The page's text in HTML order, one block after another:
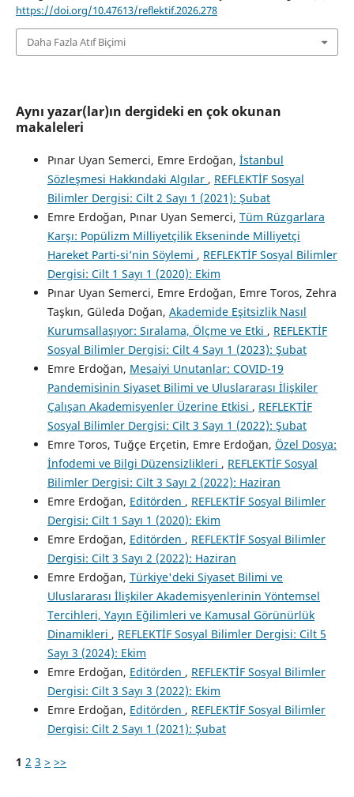
https://doi.org/10.47613/reflektif.2026.278
Daha Fazla Atıf Biçimi
Aynı yazar(lar)ın dergideki en çok okunan
makaleleri
Pınar Uyan Semerci, Emre Erdoğan, İstanbul
Sözleşmesi Hakkındaki Algılar , REFLEKTİF Sosyal
Bilimler Dergisi: Cilt 2 Sayı 1 (2021): Şubat
Emre Erdoğan, Pınar Uyan Semerci, Tüm Rüzgarlara
Karşı: Popülizm Milliyetçilik Ekseninde Milliyetçi
Hareket Parti-si’nin Söylemi , REFLEKTİF Sosyal Bilimler
Dergisi: Cilt 1 Sayı 1 (2020): Ekim
Pınar Uyan Semerci, Emre Erdoğan, Emre Toros, Zehra
Taşkın, Güleda Doğan, Akademide Eşitsizlik Nasıl
Kurumsallaşıyor: Sıralama, Ölçme ve Etki , REFLEKTİF
Sosyal Bilimler Dergisi: Cilt 4 Sayı 1 (2023): Şubat
Emre Erdoğan, Mesaiyi Unutanlar: COVID-19
Pandemisinin Siyaset Bilimi ve Uluslararası İlişkiler
Çalışan Akademisyenler Üzerine Etkisi , REFLEKTİF
Sosyal Bilimler Dergisi: Cilt 3 Sayı 1 (2022): Şubat
Emre Toros, Tuğçe Erçetin, Emre Erdoğan, Özel Dosya:
İnfodemi ve Bilgi Düzensizlikleri , REFLEKTİF Sosyal
Bilimler Dergisi: Cilt 3 Sayı 2 (2022): Haziran
Emre Erdoğan, Editörden , REFLEKTİF Sosyal Bilimler
Dergisi: Cilt 1 Sayı 1 (2020): Ekim
Emre Erdoğan, Editörden , REFLEKTİF Sosyal Bilimler
Dergisi: Cilt 3 Sayı 2 (2022): Haziran
Emre Erdoğan, Türkiye'deki Siyaset Bilimi ve
Uluslararası İlişkiler Akademisyenlerinin Yöntemsel
Tercihleri, Yayın Eğilimleri ve Kamusal Görünürlük
Dinamikleri , REFLEKTİF Sosyal Bilimler Dergisi: Cilt 5
Sayı 3 (2024): Ekim
Emre Erdoğan, Editörden , REFLEKTİF Sosyal Bilimler
Dergisi: Cilt 3 Sayı 3 (2022): Ekim
Emre Erdoğan, Editörden , REFLEKTİF Sosyal Bilimler
Dergisi: Cilt 2 Sayı 1 (2021): Şubat
1 2 3 > >>